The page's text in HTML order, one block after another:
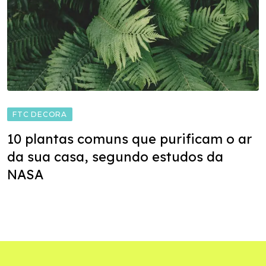
FTC DECORA
10 plantas comuns que purificam o ar
da sua casa, segundo estudos da
NASA